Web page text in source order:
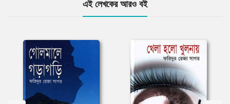
এই লেখকের আরও বই